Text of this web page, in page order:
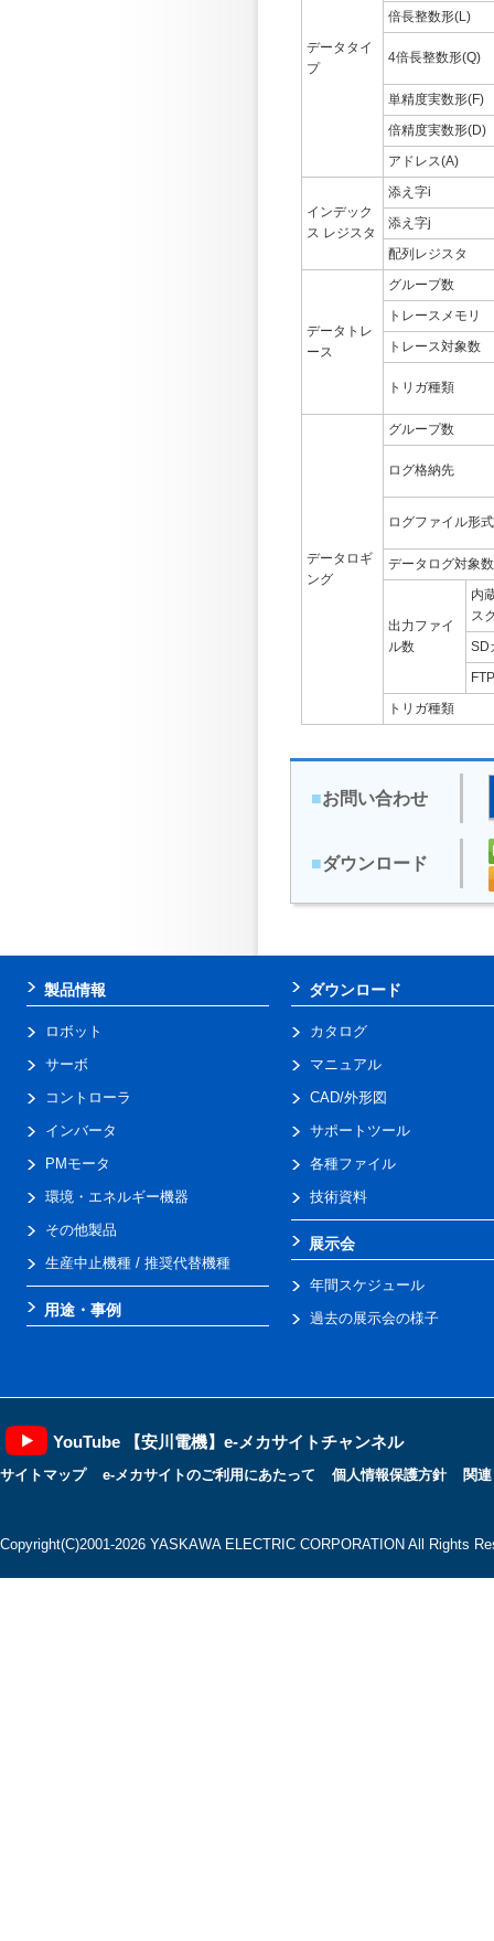
データタイ
プ
倍長整数形(L)
4倍長整数形(Q)
単精度実数形(F)
倍精度実数形(D)
アドレス(A)
インデック
ス レジスタ
添え字i
添え字j
配列レジスタ
データトレ
ース
グループ数
トレースメモリ
トレース対象数
トリガ種類
データロギ
ング
グループ数
ログ格納先
ログファイル形式
データログ対象数
出力ファイ
ル数
内
ス
SD
トリガ種類
■お問い合わせ
■ダウンロード
製品情報
ロボット
サーボ
コントローラ
インバータ
PMモータ
環境・エネルギー機器
その他製品
生産中止機種 / 推奨代替機種
用途・事例
ダウンロード
カタログ
マニュアル
CAD/外形図
サポートツール
各種ファイル
技術資料
展示会
年間スケジュール
過去の展示会の様子
YouTube 【安川電機】e-メカサイトチャンネル
サイトマップ e-メカサイトのご利用にあたって 個人情報保護方針 関
Copyright(C)2001‐2026 YASKAWA ELECTRIC CORPORATION All Rights